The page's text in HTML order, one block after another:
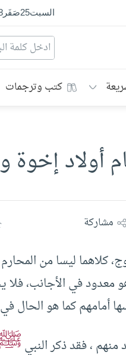
السبت25صَفَر
كتب وترجمات
أولاد
مشاركة
كلاهما ليسا من
في الأجانب، فلا
أمامهم كما هو الحال
منهم ، فقد ذكر النبيﷺ